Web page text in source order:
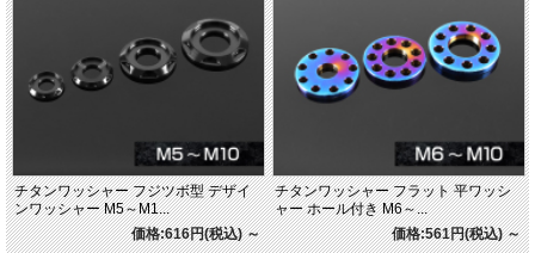
チタンワッシャー フジツボ型 デザイ
ンワッシャー M5～M1...
価格:616円(税込)～
チタンワッシャー フラット 平ワッシ
ャー ホール付き M6～...
価格:561円(税込)～